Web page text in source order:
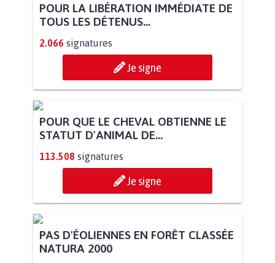
POUR LA LIBÉRATION IMMÉDIATE DE
TOUS LES DÉTENUS...
2.066 signatures
Je signe
POUR QUE LE CHEVAL OBTIENNE LE
STATUT D'ANIMAL DE...